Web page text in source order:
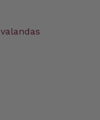
valandas